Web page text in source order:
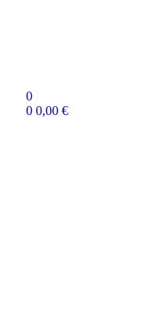
0
0 0,00€